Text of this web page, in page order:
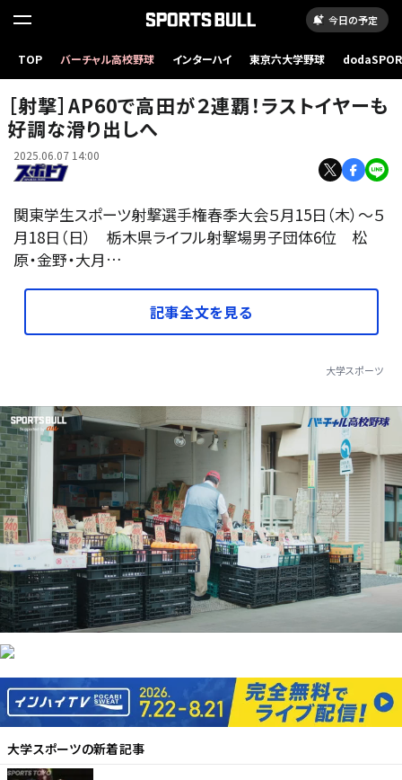
今日の予定
TOP バーチャル高校野球 インターハイ 東京六大学野球
［射撃］AP60で高田が２連覇！ラストイヤーも
好調な滑り出しへ
2025.06.07 14:00
関東学生スポーツ射撃選手権春季大会５月15日（木）～５
月18日（日） 栃木県ライフル射撃場男子団体6位 松
原・金野・大月…
記事全文を見る
大学スポーツ
大学スポーツの新着記事